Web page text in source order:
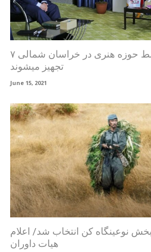
۷ سالن سینما توسط حوزه هنری در خراسان شمالی
تجهیز میشوند
June 15, 2021
بخش نوعینگاه کن انتخاب شد/ اعلام
هیات داوران